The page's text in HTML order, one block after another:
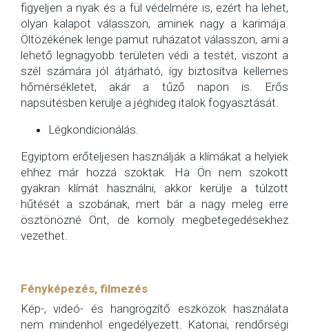
figyeljen a nyak és a fül védelmére is, ezért ha lehet,
olyan kalapot válasszon, aminek nagy a karimája.
Öltözékének lenge pamut ruházatot válasszon, ami a
lehető legnagyobb területen védi a testét, viszont a
szél számára jól átjárható, így biztosítva kellemes
hőmérsékletet, akár a tűző napon is. Erős
napsütésben kerülje a jéghideg italok fogyasztását.
Légkondicionálás.
Egyiptom erőteljesen használják a klímákat a helyiek
ehhez már hozzá szoktak. Ha Ön nem szokott
gyakran klímát használni, akkor kerülje a túlzott
hűtését a szobának, mert bár a nagy meleg erre
ösztönözné Önt, de komoly megbetegedésekhez
vezethet.
Fényképezés, filmezés
Kép-, videó- és hangrögzítő eszközök használata
nem mindenhol engedélyezett. Katonai, rendőrségi